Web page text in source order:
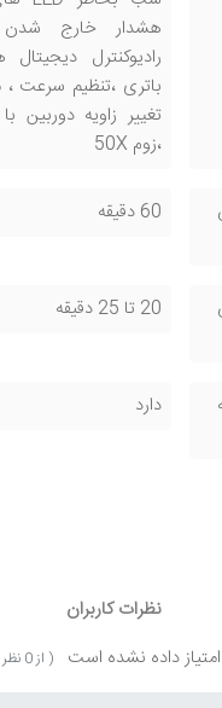
هشدار خارج
رادیوکنترل دیجیتال
باتری ،تنظیم سرعت
تغییر زاویه دوربین
،زوم 50X
60 دقیقه
20 تا 25 دقیقه
دارد
نظرات کاربران
امتیاز داده نشده است
( از 0 نظر )